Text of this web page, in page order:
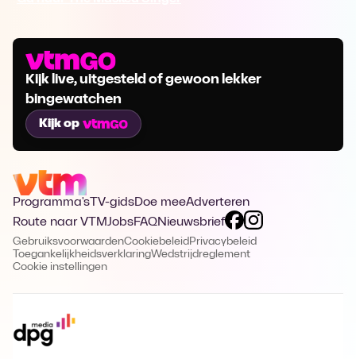
Kijk live, uitgesteld of gewoon lekker
bingewatchen
Kijk op
Programma's TV-gidsDoe meeAdverteren
Route naar VTMJobsFAQNieuwsbrief
GebruiksvoorwaardenCookiebeleid Privacybeleid
ToegankelijkheidsverklaringWedstrijdreglement
Cookie instellingen